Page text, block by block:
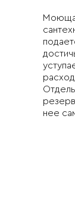
нее